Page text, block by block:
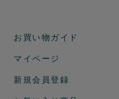
お買い物ガイド
マイページ
新規会員登録